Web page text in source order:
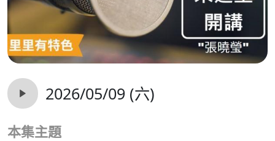
2026/05/09 (六)
本集主題